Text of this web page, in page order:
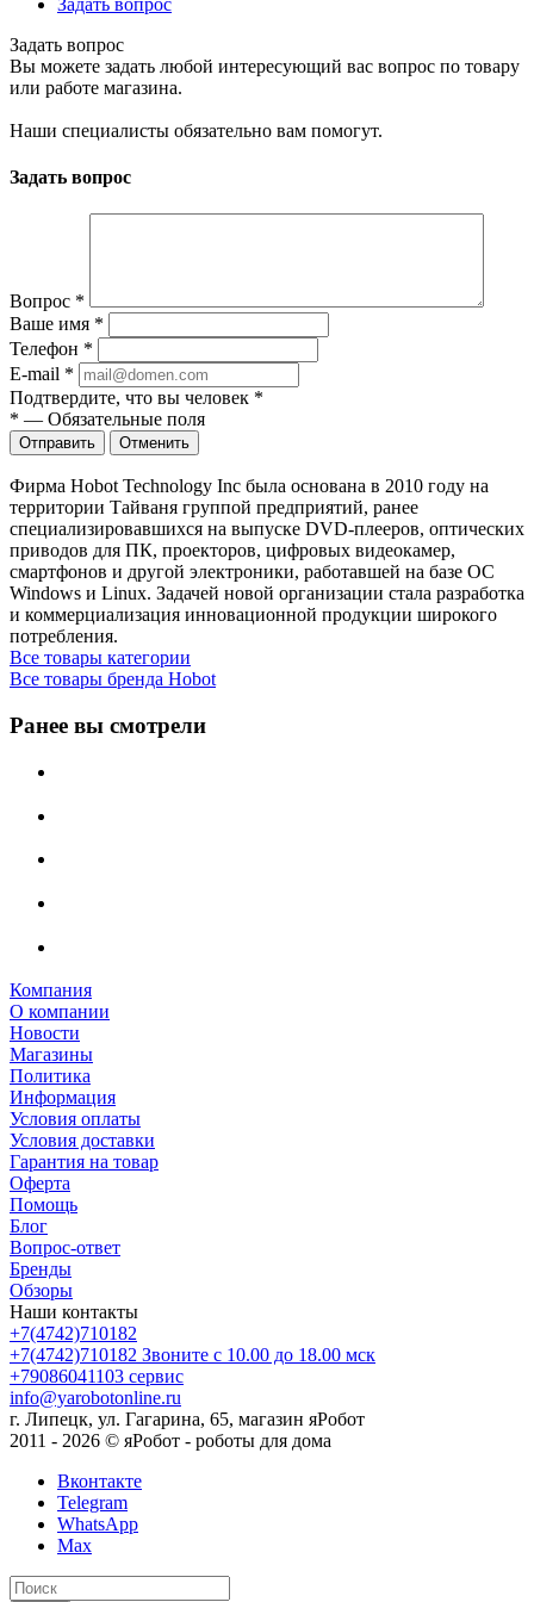
Задать вопрос
Вы можете задать любой интересующий вас вопрос по товару
или работе магазина.
Наши специалисты обязательно вам помогут.
Задать вопрос
Вопрос *
Ваше имя *
Телефон *
E-mail *
Подтвердите, что вы человек *
* — Обязательные поля
Отправить Отменить
Фирма Hobot Technology Inc была основана в 2010 году на
территории Тайваня группой предприятий, ранее
специализировавшихся на выпуске DVD-плееров, оптических
приводов для ПК, проекторов, цифровых видеокамер,
смартфонов и другой электроники, работавшей на базе ОС
Windows и Linux. Задачей новой организации стала разработка
и коммерциализация инновационной продукции широкого
потребления.
Все товары категории
Все товары бренда Hobot
Ранее вы смотрели
Компания
О компании
Новости
Магазины
Политика
Информация
Условия оплаты
Условия доставки
Гарантия на товар
Оферта
Помощь
Блог
Вопрос-ответ
Бренды
Обзоры
Наши контакты
+7(4742)710182
+7(4742)710182 Звоните с 10.00 до 18.00 мск
+79086041103 сервис
info@yarobotonline.ru
г. Липецк, ул. Гагарина, 65, магазин яРобот
2011 - 2026 © яРобот - роботы для дома
Вконтакте
Telegram
WhatsApp
Max